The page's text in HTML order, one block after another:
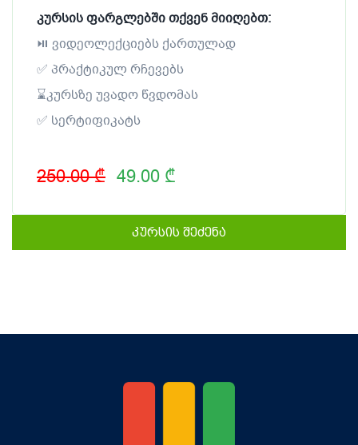
კურსის ფარგლებში თქვენ მიიღებთ:
⏯ ვიდეოლექციებს ქართულად
✅ პრაქტიკულ რჩევებს
⌛კურსზე უვადო წვდომას
✅ სერტიფიკატს
250.00 ₾ 49.00 ₾
კურსის შეძენა